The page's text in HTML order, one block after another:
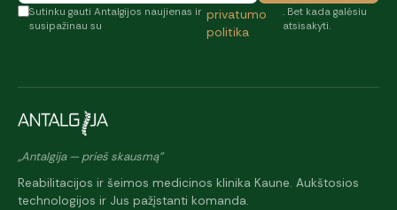
Sutinku gauti Antalgijos naujienas ir
susipažinau su
privatumo
politika
. Bet kada galėsiu
atsisakyti.
„Antalgija — prieš skausmą"
Reabilitacijos ir šeimos medicinos klinika Kaune. Aukštosios
technologijos ir Jus pažįstanti komanda.